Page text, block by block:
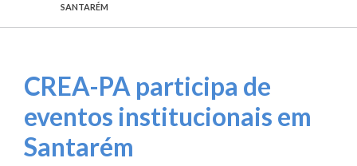
SANTARÉM
CREA-PA participa de
eventos institucionais em
Santarém